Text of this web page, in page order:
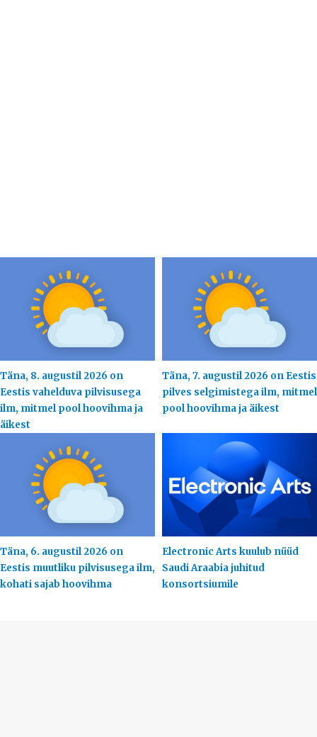
Täna, 8. augustil 2026 on
Eestis vahelduva pilvisusega
ilm, mitmel pool hoovihma ja
äikest
Täna, 7. augustil 2026 on Eestis
pilves selgimistega ilm, mitmel
pool hoovihma ja äikest
Täna, 6. augustil 2026 on
Eestis muutliku pilvisusega ilm,
kohati sajab hoovihma
Electronic Arts kuulub nüüd
Saudi Araabia juhitud
konsortsiumile